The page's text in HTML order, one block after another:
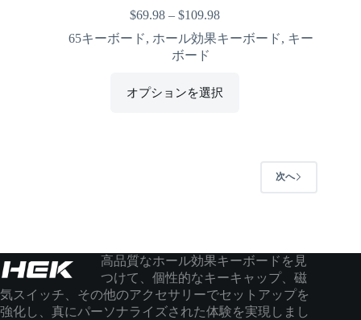
$69.98 –$109.98
65キーボード, ホール効果キーボード, キー
ボード
オプションを選択
次へ
高品質なホール効果キーボードを見
つけて、個性的なキーキャップ、磁
気スイッチ、その他のアクセサリーでセットアップを
強化し、真にパーソナライズされた体験を実現しまし